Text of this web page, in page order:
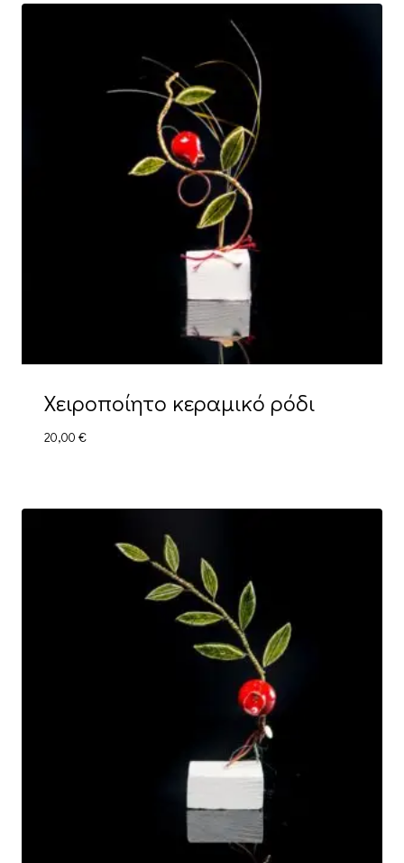
Χειροποίητο κεραμικό ρόδι
20,00 €